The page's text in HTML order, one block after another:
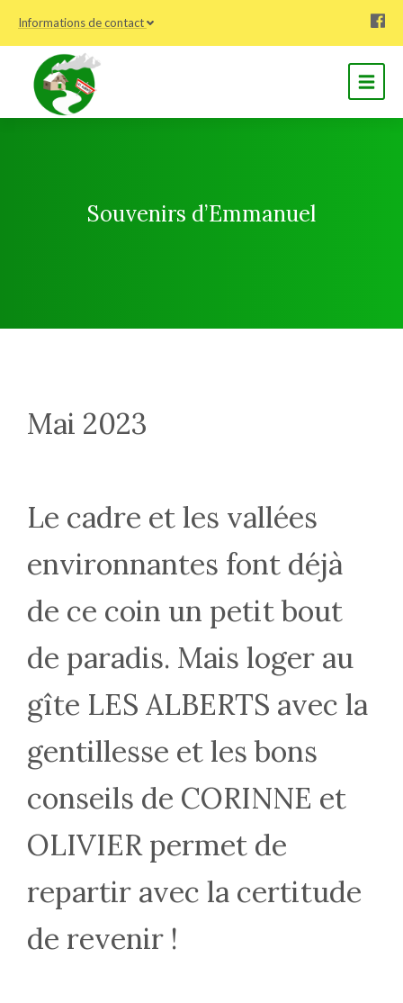
Informations de contact
Souvenirs d’Emmanuel
Mai 2023
Le cadre et les vallées
environnantes font déjà
de ce coin un petit bout
de paradis. Mais loger au
gîte LES ALBERTS avec la
gentillesse et les bons
conseils de CORINNE et
OLIVIER permet de
repartir avec la certitude
de revenir !